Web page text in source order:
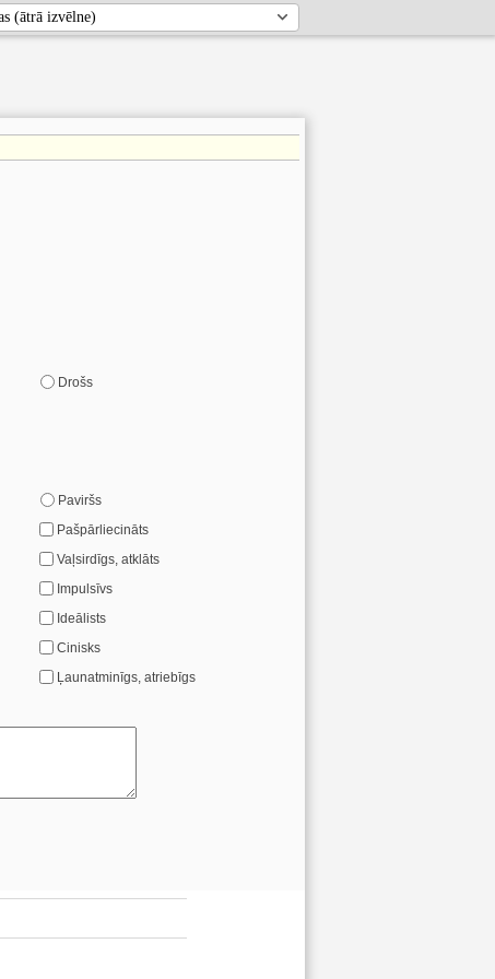
Drošs
Paviršs
Pašpārliecināts
Vaļsirdīgs, atklāts
Impulsīvs
Ideālists
Cinisks
Ļaunatminīgs, atriebīgs